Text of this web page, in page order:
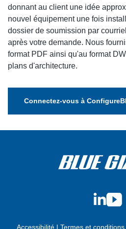
donnant au client une idée
nouvel équipement une fois
dossier de soumission par
après votre demande. Nous
format PDF ainsi qu'au format
plans d'architecture.
Connectez-vous à
LinkedIn
Accessibilité | Termes et conditions